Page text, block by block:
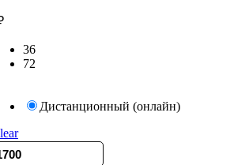
36
72
Дистанционный (онлайн)